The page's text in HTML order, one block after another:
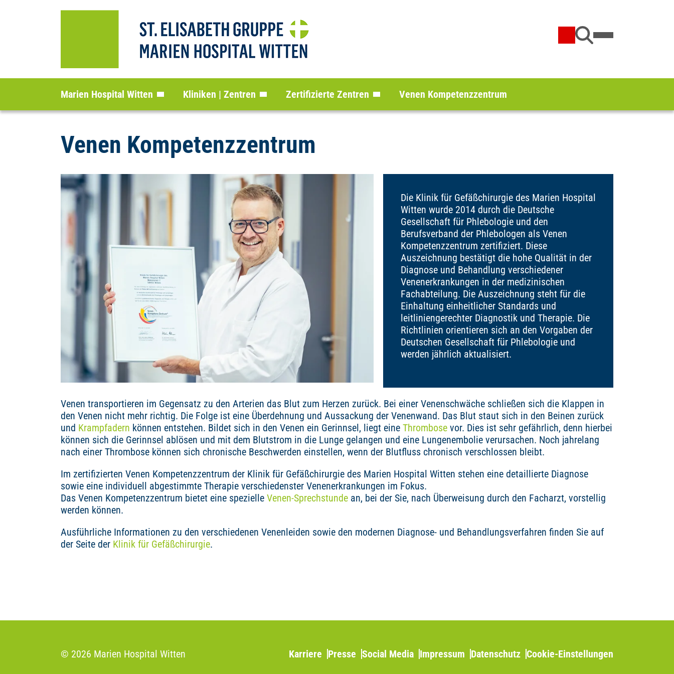
Marien Hospital Witten Kliniken | Zentren Zertifizierte Zentren Venen Kompetenzzentrum
Venen Kompetenzzentrum
Die Klinik für Gefäßchirurgie des Marien Hospital
Witten wurde 2014 durch die Deutsche
Gesellschaft für Phlebologie und den
Berufsverband der Phlebologen als Venen
Kompetenzzentrum zertifiziert. Diese
Auszeichnung bestätigt die hohe Qualität in der
Diagnose und Behandlung verschiedener
Venenerkrankungen in der medizinischen
Fachabteilung. Die Auszeichnung steht für die
Einhaltung einheitlicher Standards und
leitliniengerechter Diagnostik und Therapie. Die
Richtlinien orientieren sich an den Vorgaben der
Deutschen Gesellschaft für Phlebologie und
werden jährlich aktualisiert.
Venen transportieren im Gegensatz zu den Arterien das Blut zum Herzen zurück. Bei einer Venenschwäche schließen sich die Klappen in
den Venen nicht mehr richtig. Die Folge ist eine Überdehnung und Aussackung der Venenwand. Das Blut staut sich in den Beinen zurück
und Krampfadern können entstehen. Bildet sich in den Venen ein Gerinnsel, liegt eine Thrombosevor. Dies ist sehr gefährlich, denn hierbei
können sich die Gerinnsel ablösen und mit dem Blutstrom in die Lunge gelangen und eine Lungenembolie verursachen. Noch jahrelang
nach einer Thrombose können sich chronische Beschwerden einstellen, wenn der Blutfluss chronisch verschlossen bleibt.
Im zertifizierten Venen Kompetenzzentrum der Klinik für Gefäßchirurgie des Marien Hospital Witten stehen eine detaillierte Diagnose
sowie eine individuell abgestimmte Therapie verschiedenster Venenerkrankungen im Fokus.
Das Venen Kompetenzzentrum bietet eine spezielle Venen-Sprechstundean, bei der Sie, nach Überweisung durch den Facharzt, vorstellig
werden können.
Ausführliche Informationen zu den verschiedenen Venenleiden sowie den modernen Diagnose- und Behandlungsverfahren finden Sie auf
der Seite der Klinik für Gefäßchirurgie.
© 2026 Marien Hospital Witten Karriere Presse Social Media Impressum Datenschutz Cookie-Einstellungen